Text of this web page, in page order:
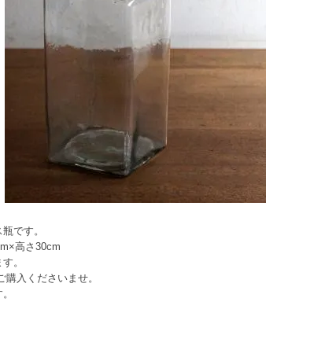
です。
高さ30cm
。
くださいませ。